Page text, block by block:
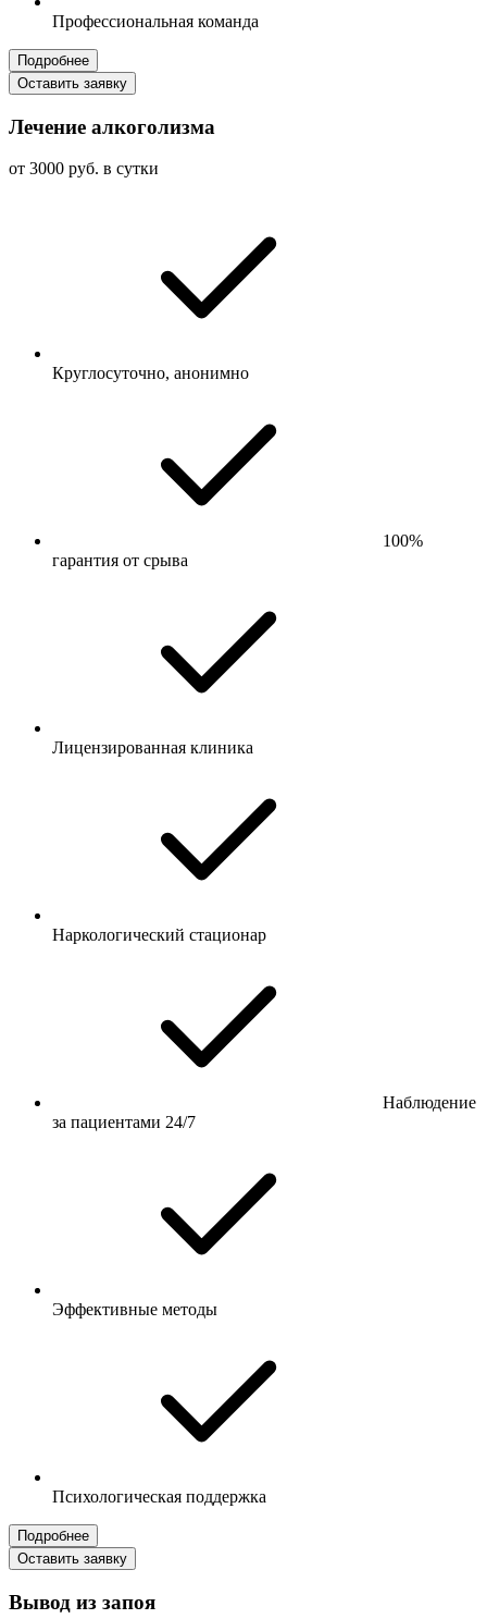
Профессиональная команда
Подробнее
Оставить заявку
Лечение алкоголизма
от 3000 руб. в сутки
Круглосуточно, анонимно
100%
гарантия от срыва
Лицензированная клиника
Наркологический стационар
Наблюдение
за пациентами 24/7
Эффективные методы
Психологическая поддержка
Подробнее
Оставить заявку
Вывод из запоя